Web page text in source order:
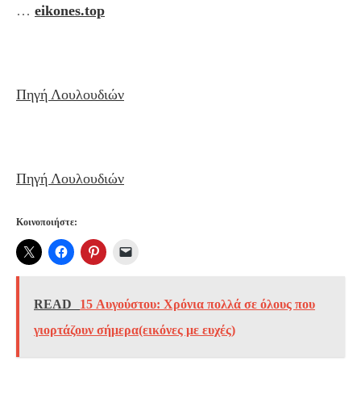
… eikones.top
Πηγή Λουλουδιών
Πηγή Λουλουδιών
Κοινοποιήστε:
READ
15 Αυγούστου: Χρόνια πολλά σε όλους που
γιορτάζουν σήμερα(εικόνες με ευχές)